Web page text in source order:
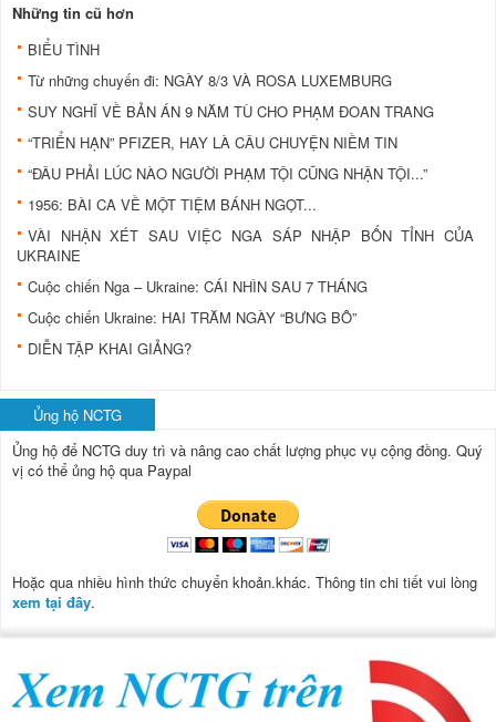
Những tin cũ hơn
BIỂU TÌNH
Từ những chuyến đi: NGÀY 8/3 VÀ ROSA LUXEMBURG
SUY NGHĨ VỀ BẢN ÁN 9 NĂM TÙ CHO PHẠM ĐOAN TRANG
“TRIỂN HẠN” PFIZER, HAY LÀ CÂU CHUYỆN NIỀM TIN
“ĐÂU PHẢI LÚC NÀO NGƯỜI PHẠM TỘI CŨNG NHẬN TỘI...”
1956: BÀI CA VỀ MỘT TIỆM BÁNH NGỌT...
VÀI NHẬN XÉT SAU VIỆC NGA SÁP NHẬP BỐN TỈNH CỦA
UKRAINE
Cuộc chiến Nga – Ukraine: CÁI NHÌN SAU 7 THÁNG
Cuộc chiến Ukraine: HAI TRĂM NGÀY “BƯNG BÔ”
DIỄN TẬP KHAI GIẢNG?
Ủng hộ NCTG
Ủng hộ để NCTG duy trì và nâng cao chất lượng phục vụ cộng đồng. Quý
vị có thể ủng hộ qua Paypal
Hoặc qua nhiều hình thức chuyển khoản.khác. Thông tin chi tiết vui lòng
xem tại đây.